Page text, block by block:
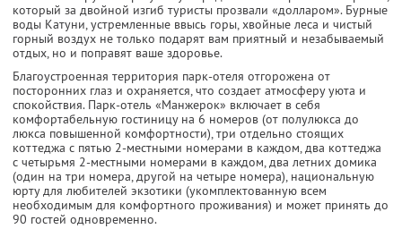
который за двойной изгиб туристы прозвали «долларом». Бурные
воды Катуни, устремленные ввысь горы, хвойные леса и чистый
горный воздух не только подарят вам приятный и незабываемый
отдых, но и поправят ваше здоровье.
Благоустроенная территория парк-отеля отгорожена от
посторонних глаз и охраняется, что создает атмосферу уюта и
спокойствия. Парк-отель «Манжерок» включает в себя
комфортабельную гостиницу на 6 номеров (от полулюкса до
люкса повышенной комфортности), три отдельно стоящих
коттеджа с пятью 2-местными номерами в каждом, два коттеджа
с четырьмя 2-местными номерами в каждом, два летних домика
(один на три номера, другой на четыре номера), национальную
юрту для любителей экзотики (укомплектованную всем
необходимым для комфортного проживания) и может принять до
90 гостей одновременно.